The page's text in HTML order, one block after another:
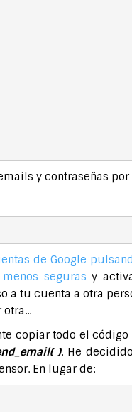
y contraseñas por
de Google
seguras y
tu cuenta a otra
copiar todo el código
). He
En lugar de: